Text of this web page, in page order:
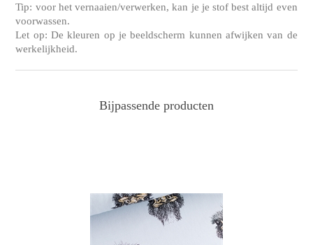
Tip: voor het vernaaien/verwerken, kan je je stof best altijd even
voorwassen.
Let op: De kleuren op je beeldscherm kunnen afwijken van de
werkelijkheid.
Bijpassende producten